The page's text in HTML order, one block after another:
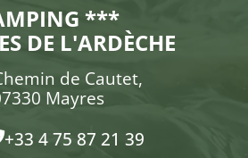
***
DE L'ARDÈCHE
de Cautet,
Mayres
+33 4 75 87 21 39